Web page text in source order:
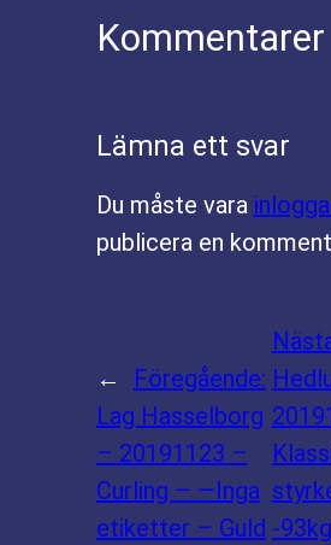
Kommentarer
Lämna ett svar
Du måste vara
publicera en
←
Föregående:
Lag Hasselborg
– 20191123 –
Curling – —Inga
etiketter – Guld -